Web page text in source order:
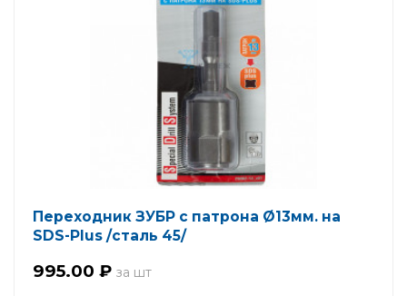
Переходник ЗУБР с патрона Ø13мм. на
SDS-Plus /сталь 45/
995.00 ₽